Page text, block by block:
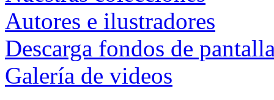
Autores e ilustradores
Descarga fondos de
Galería de videos